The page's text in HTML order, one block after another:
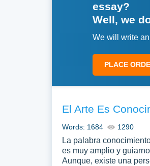
essay?
Well, we
We will write
PLACE
El Arte Es
Words: 1684 1290
La palabra
es muy amplio y
Aunque, existe una